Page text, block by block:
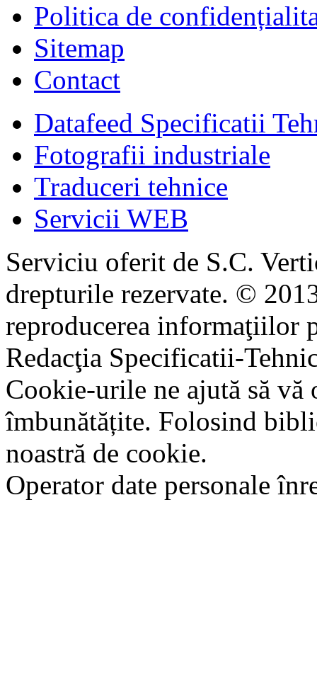
Politica de
Sitemap
Contact
Datafeed Specificatii
Fotografii industriale
Traduceri tehnice
Servicii WEB
Serviciu oferit de S.C.
drepturile rezervate. ©
reproducerea informaţiilor
Redacţia Specificatii-
Cookie-urile ne ajută să
îmbunătățite. Folosind
noastră de cookie.
Operator date personale